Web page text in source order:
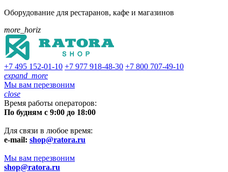
Оборудование для рестаранов, кафе и магазинов
more_horiz
+7 495 152-01-10 +7 977 918-48-30 +7 800 707-49-10
expand_more
Мы вам перезвоним
close
Время работы операторов:
По будням с 9:00 до 18:00
Для связи в любое время:
e-mail: shop@ratora.ru
Мы вам перезвоним
shop@ratora.ru